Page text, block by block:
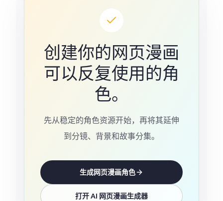
创建你的网页漫画
可以反复使用的角
色。
先从稳定的角色资源开始，再将其延伸
到分镜、背景和故事分集。
生成网页漫画角色
打开 AI 网页漫画生成器